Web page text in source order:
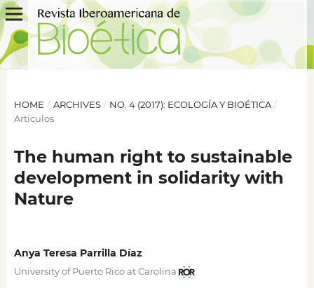
HOME / ARCHIVES / NO. 4 (2017): ECOLOGÍA Y BIOÉTICA /
Artículos
The human right to sustainable
development in solidarity with
Nature
Anya Teresa Parrilla Díaz
University of Puerto Rico at Carolina